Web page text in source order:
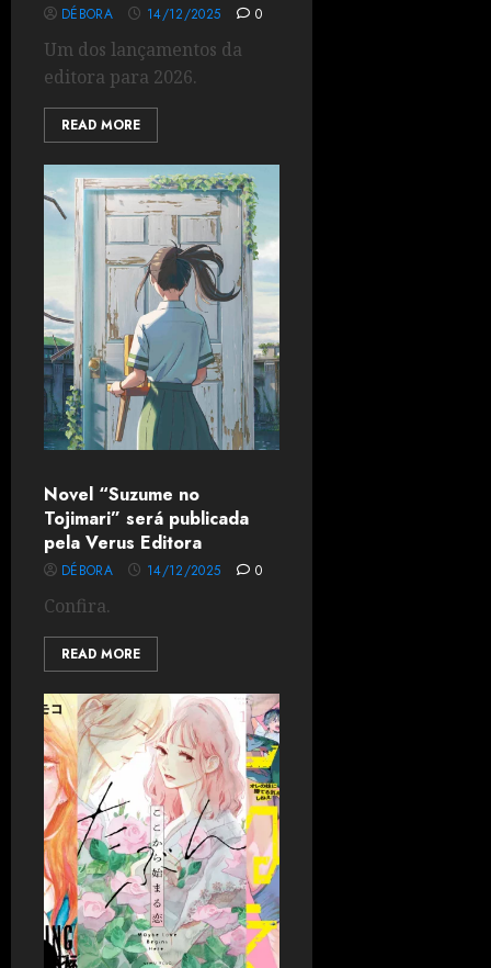
DÉBORA 14/12/2025 0
Um dos lançamentos da
editora para 2026.
READ MORE
Novel “Suzume no
Tojimari” será publicada
pela Verus Editora
DÉBORA 14/12/2025 0
Confira.
READ MORE